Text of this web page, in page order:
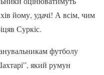
йому, удачі! А всім, чим
Суркіс.
футболу
який румун